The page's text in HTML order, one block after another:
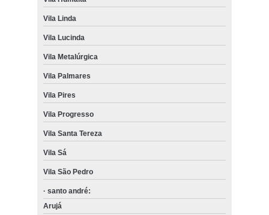
Vila Linda
Vila Lucinda
Vila Metalúrgica
Vila Palmares
Vila Pires
Vila Progresso
Vila Santa Tereza
Vila Sá
Vila São Pedro
· santo andré:
Arujá